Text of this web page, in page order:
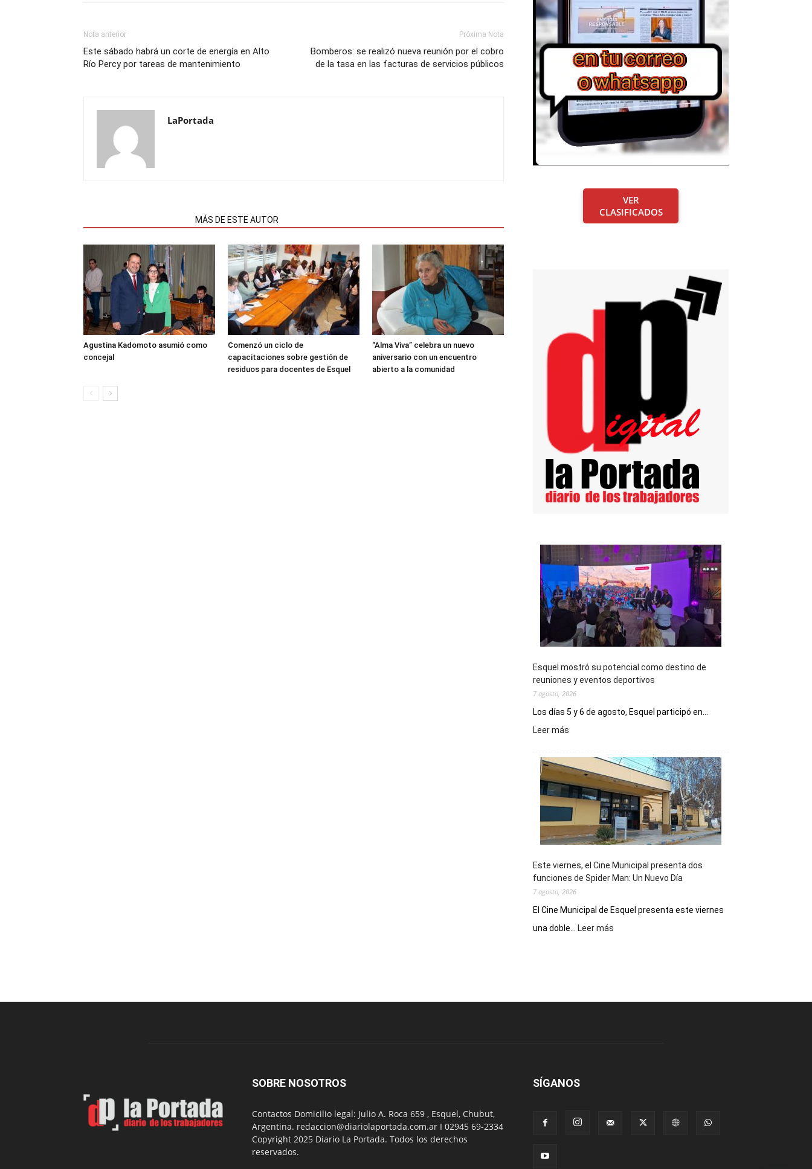
Nota anterior
Este sábado habrá un corte de energía en Alto
Río Percy por tareas de mantenimiento
Próxima Nota
Bomberos: se realizó nueva reunión por el cobro
de la tasa en las facturas de servicios públicos
LaPortada
MÁS DE ESTE AUTOR
Agustina Kadomoto asumió como
concejal
Comenzó un ciclo de
capacitaciones sobre gestión de
residuos para docentes de Esquel
“Alma Viva” celebra un nuevo
aniversario con un encuentro
abierto a la comunidad
VER
CLASIFICADOS
Esquel mostró su potencial como destino de
reuniones y eventos deportivos
7 agosto, 2026
Los días 5 y 6 de agosto, Esquel participó en...
Leer más
su
potencial
como
destino
de
reuniones
y
deportivos
Este viernes, el Cine Municipal presenta dos
funciones de Spider Man: Un Nuevo Día
7 agosto, 2026
El Cine Municipal de Esquel presenta este viernes
una doble...
Leer más
presenta
SOBRE NOSOTROS
Contactos Domicilio legal: Julio A. Roca 659 , Esquel, Chubut,
Argentina. redaccion@diariolaportada.com.ar I 02945 69-2334
Copyright 2025 Diario La Portada. Todos los derechos
reservados.
SÍGANOS